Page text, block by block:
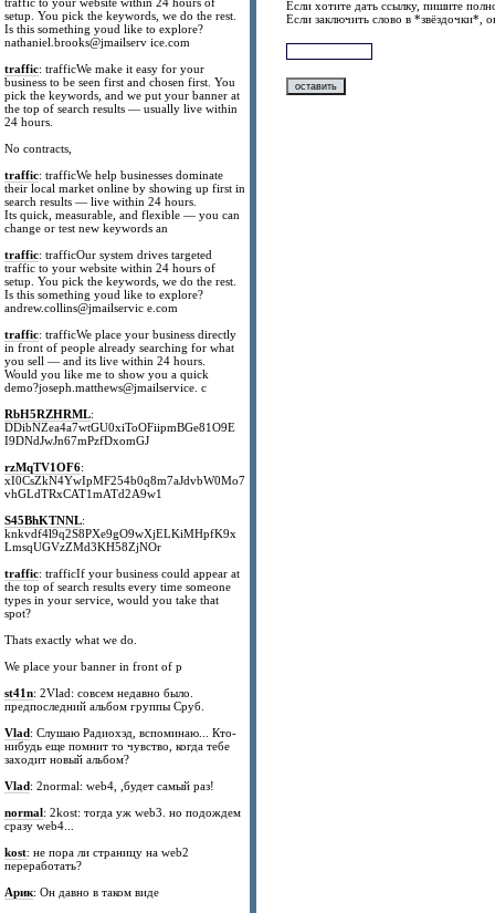
setup. You pick the keywords, we do the rest.
Is this something youd like to explore?
nathaniel.brooks@jmailserv ice.com
traffic: trafficWe make it easy for your
business to be seen first and chosen first. You
pick the keywords, and we put your banner at
the top of search results — usually live within
24 hours.
No contracts,
traffic: trafficWe help businesses dominate
their local market online by showing up first in
search results — live within 24 hours.
Its quick, measurable, and flexible — you can
change or test new keywords an
traffic: trafficOur system drives targeted
traffic to your website within 24 hours of
setup. You pick the keywords, we do the rest.
Is this something youd like to explore?
andrew.collins@jmailservic e.com
traffic: trafficWe place your business directly
in front of people already searching for what
you sell — and its live within 24 hours.
Would you like me to show you a quick
demo?joseph.matthews@jmailservice. c
RbH5RZHRML:
DDibNZea4a7wtGU0xiToOFiipmBGe81O9E
I9DNdJwJn67mPzfDxomGJ
rzMqTV1OF6:
xI0CsZkN4YwIpMF254b0q8m7aJdvbW0Mo7
vhGLdTRxCAT1mATd2A9w1
S45BhKTNNL:
knkvdf4l9q2S8PXe9gO9wXjELKiMHpfK9x
LmsqUGVzZMd3KH58ZjNOr
traffic: trafficIf your business could appear at
the top of search results every time someone
types in your service, would you take that
spot?
Thats exactly what we do.
We place your banner in front of p
st41n: 2Vlad: совсем недавно было.
предпоследний альбом группы Сруб.
Vlad: Слушаю Радиохэд, вспоминаю... Кто-
нибудь еще помнит то чувство, когда тебе
заходит новый альбом?
Vlad: 2normal: web4, ,будет самый раз!
normal: 2kost: тогда уж web3. но подождем
сразу web4...
kost: не пора ли страницу на web2
переработать?
Арик: Он давно в таком виде
Если хотите дать ссылку, пишите
Если заключить слово в *звёздочки*,